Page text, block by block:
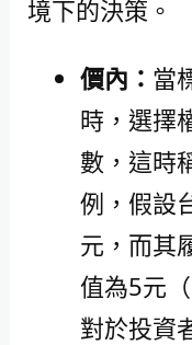
境下的決策。
價內： 當
時，選擇
數，這時
例，假設
元，而其
值為5元
對於投資